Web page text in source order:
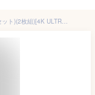
ビートルジュース (4K ULTRA HD & ブルーレイセット)(2枚組)[4K ULTRA HD + Blu-ray]